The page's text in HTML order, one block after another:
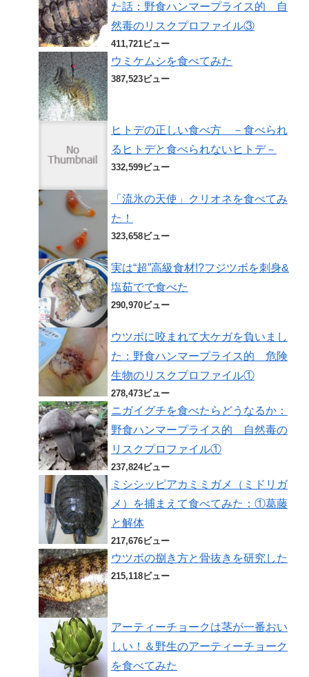
た話：野食ハンマープライス的 自
然毒のリスクプロファイル③
411,721ビュー
ウミケムシを食べてみた
387,523ビュー
ヒトデの正しい食べ方 －食べられ
るヒトデと食べられないヒトデ－
332,599ビュー
「流氷の天使」クリオネを食べてみ
た！
323,658ビュー
実は“超”高級食材!?フジツボを刺身&
塩茹でで食べた
290,970ビュー
ウツボに咬まれて大ケガを負いまし
た：野食ハンマープライス的 危険
生物のリスクプロファイル①
278,473ビュー
ニガイグチを食べたらどうなるか：
野食ハンマープライス的 自然毒の
リスクプロファイル①
237,824ビュー
ミシシッピアカミミガメ（ミドリガ
メ）を捕まえて食べてみた：①葛藤
と解体
217,676ビュー
ウツボの捌き方と骨抜きを研究した
215,118ビュー
アーティーチョークは茎が一番おい
しい！＆野生のアーティーチョーク
を食べてみた